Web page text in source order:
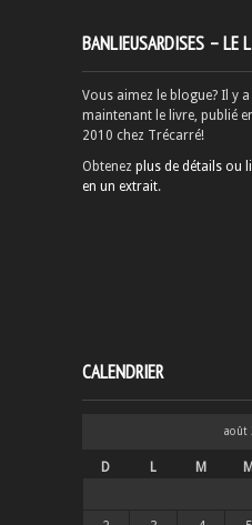
BANLIEUSARDISES – LE
Vous aimez le blogue? Il y a
maintenant le livre, publié
2010 chez Trécarré!
Obtenez plus de détails ou
en un extrait.
CALENDRIER
août
D L M